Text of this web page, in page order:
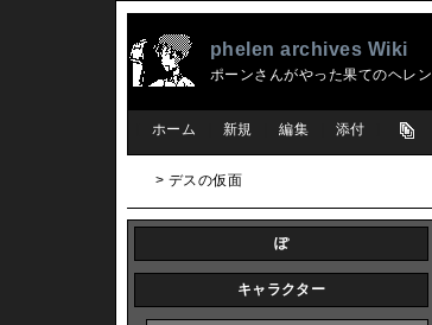
phelen archives Wiki
ポーンさんがやった果てのヘレン
ホーム 新規 編集 添付
> デスの仮面
ぽ
キャラクター